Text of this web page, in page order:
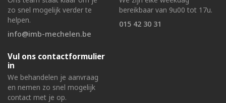
zo snel mogelijk verder te
helpen.
info@imb-mechelen.be
bereikbaar van 9u00 tot 17u.
015 42 30 31
Vul ons contactformulier
in
We behandelen je aanvraag
en nemen zo snel mogelijk
contact met je op.